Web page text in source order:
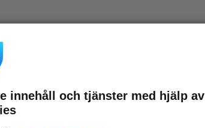
innehåll och tjänster med hjälp av